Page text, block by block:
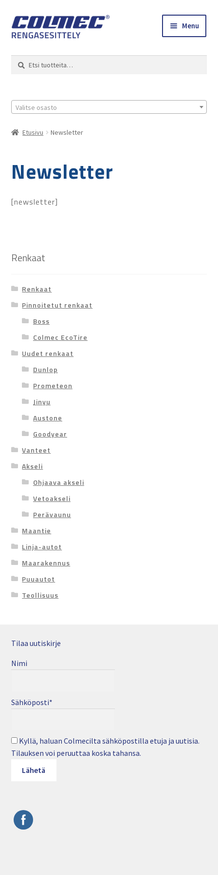
Skip
to
Skip
to
Menu
Colmec
0 tuotetta tarjouspyynnössä
Etsi:
Haku
Valitse osasto
Etusivu Newsletter
Newsletter
[newsletter]
Renkaat
Renkaat
Pinnoitetut renkaat
Boss
Colmec EcoTire
Uudet renkaat
Dunlop
Prometeon
Jinyu
Austone
Goodyear
Vanteet
Akseli
Ohjaava akseli
Vetoakseli
Perävaunu
Maantie
Linja-autot
Maarakennus
Puuautot
Teollisuus
Tilaa uutiskirje
Nimi
Sähköposti*
Kyllä, haluan Colmecilta sähköpostilla etuja ja uutisia.
Tilauksen voi peruuttaa koska tahansa.